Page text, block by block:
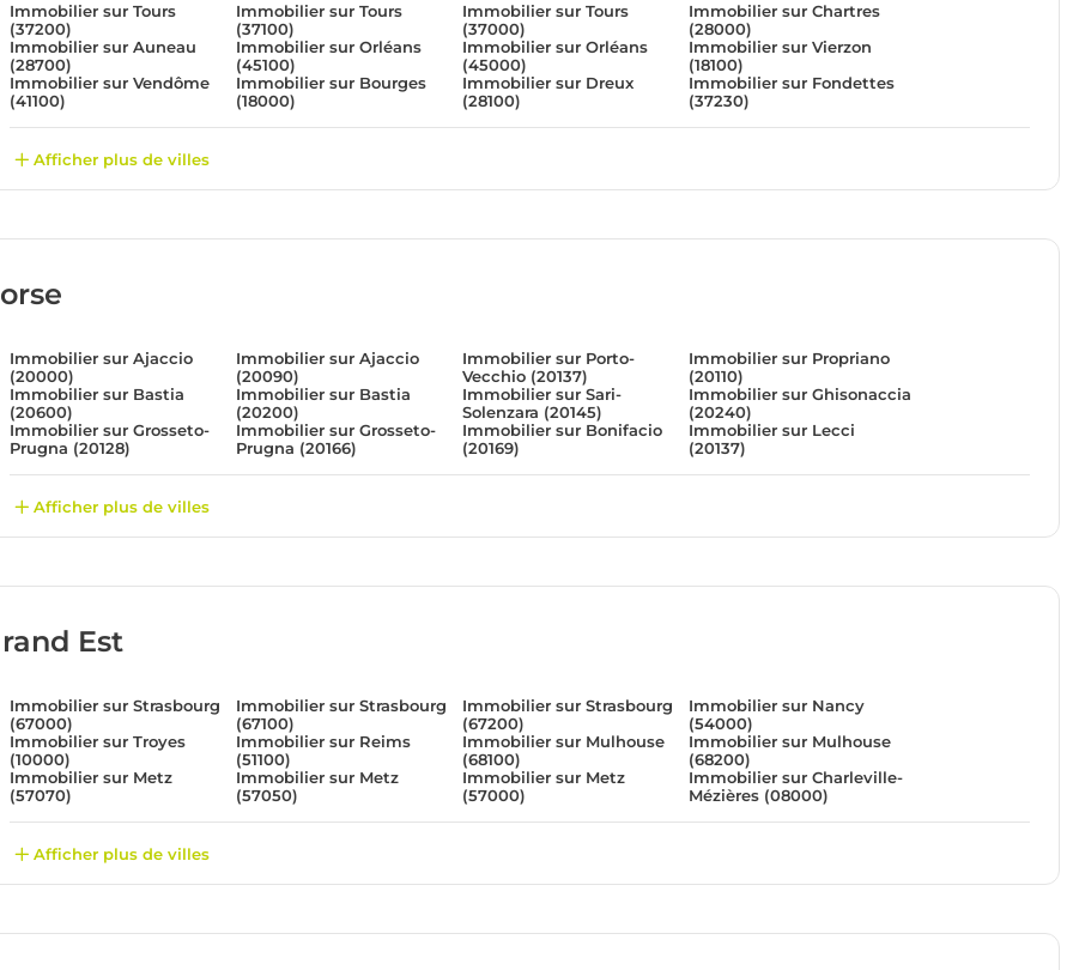
Immobilier sur Tours
(37200)
Immobilier sur Tours
(37100)
Immobilier sur Tours
(37000)
Immobilier sur Chartres
(28000)
Immobilier sur Auneau
(28700)
Immobilier sur Orléans
(45100)
Immobilier sur Orléans
(45000)
Immobilier sur Vierzon
(18100)
Immobilier sur Vendôme
(41100)
Immobilier sur Bourges
(18000)
Immobilier sur Dreux
(28100)
Immobilier sur Fondettes
(37230)
Afficher plus de villes
Immobilier sur Ajaccio
(20000)
Immobilier sur Ajaccio
(20090)
Immobilier sur Porto-
Vecchio (20137)
Immobilier sur Propriano
(20110)
Immobilier sur Bastia
(20600)
Immobilier sur Bastia
(20200)
Immobilier sur Sari-
Solenzara (20145)
Immobilier sur Ghisonaccia
(20240)
Immobilier sur Grosseto-
Prugna (20128)
Immobilier sur Grosseto-
Prugna (20166)
Immobilier sur Bonifacio
(20169)
Immobilier sur Lecci
(20137)
Afficher plus de villes
Est
Immobilier sur Strasbourg
(67000)
Immobilier sur Strasbourg
(67100)
Immobilier sur Strasbourg
(67200)
Immobilier sur Nancy
(54000)
Immobilier sur Troyes
(10000)
Immobilier sur Reims
(51100)
Immobilier sur Mulhouse
(68100)
Immobilier sur Mulhouse
(68200)
Immobilier sur Metz
(57070)
Immobilier sur Metz
(57050)
Immobilier sur Metz
(57000)
Immobilier sur Charleville-
Mézières (08000)
Afficher plus de villes